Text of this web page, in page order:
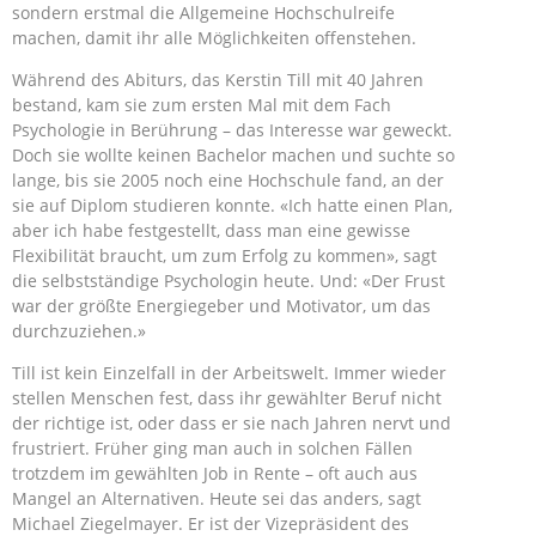
sondern erstmal die Allgemeine Hochschulreife
machen, damit ihr alle Möglichkeiten offenstehen.
Während des Abiturs, das Kerstin Till mit 40 Jahren
bestand, kam sie zum ersten Mal mit dem Fach
Psychologie in Berührung – das Interesse war geweckt.
Doch sie wollte keinen Bachelor machen und suchte so
lange, bis sie 2005 noch eine Hochschule fand, an der
sie auf Diplom studieren konnte. «Ich hatte einen Plan,
aber ich habe festgestellt, dass man eine gewisse
Flexibilität braucht, um zum Erfolg zu kommen», sagt
die selbstständige Psychologin heute. Und: «Der Frust
war der größte Energiegeber und Motivator, um das
durchzuziehen.»
Till ist kein Einzelfall in der Arbeitswelt. Immer wieder
stellen Menschen fest, dass ihr gewählter Beruf nicht
der richtige ist, oder dass er sie nach Jahren nervt und
frustriert. Früher ging man auch in solchen Fällen
trotzdem im gewählten Job in Rente – oft auch aus
Mangel an Alternativen. Heute sei das anders, sagt
Michael Ziegelmayer. Er ist der Vizepräsident des